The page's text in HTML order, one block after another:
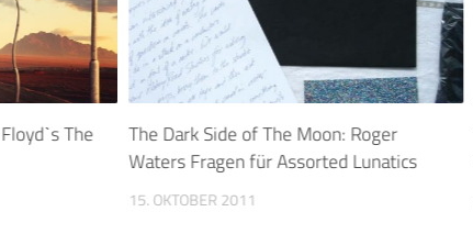
The Dark Side of The Moon: Roger
Waters Fragen für Assorted Lunatics
15. OKTOBER 2011
The